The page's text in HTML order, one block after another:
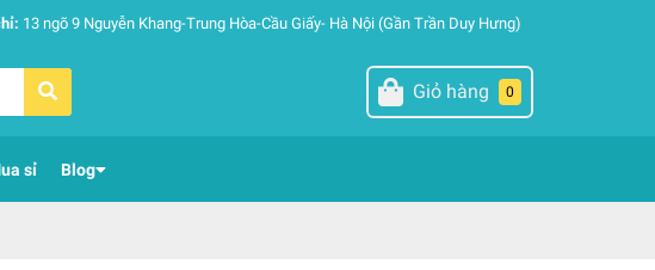
13 ngõ 9 Nguyễn Khang-Trung Hòa-Cầu Giấy- Hà Nội (Gần Trần Duy Hưng)
Giỏ hàng 0
sỉ Blog